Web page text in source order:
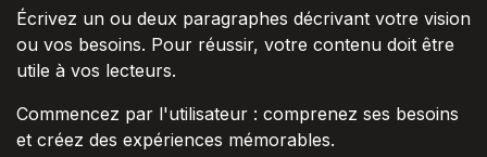
Écrivez un ou deux paragraphes décrivant votre vision
ou vos besoins. Pour réussir, votre contenu doit être
utile à vos lecteurs.
Commencez par l'utilisateur : comprenez ses besoins
et créez des expériences mémorables.